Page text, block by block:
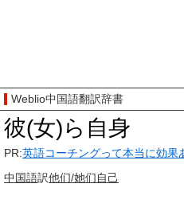
Weblio中国語翻訳辞書
彼(女)ら自身
PR:英語コーチングって本当に効果
中国語訳他们/她们自己